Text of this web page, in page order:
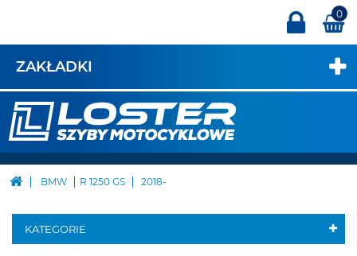
0
ZAKŁADKI
BMW R 1250 GS 2018-
KATEGORIE